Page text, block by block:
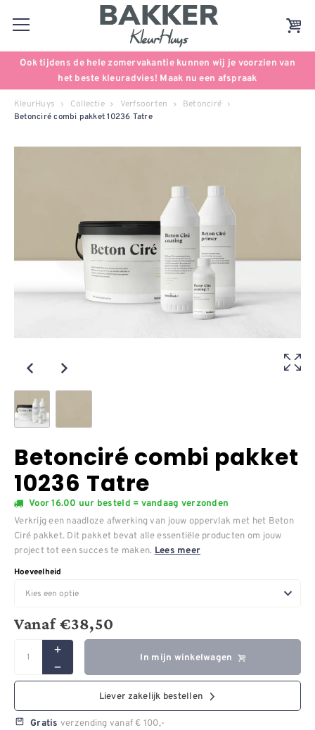
Ook tijdens de hele zomervakantie kunnen wij je voorzien van
het beste kleuradvies! Maak nu een afspraak
KleurHuys Collectie Verfsoorten Betonciré
Betonciré combi pakket 10236 Tatre
Betonciré combi pakket
10236 Tatre
Voor 16.00 uur besteld = vandaag verzonden
Verkrijg een naadloze afwerking van jouw oppervlak met het Beton
Ciré pakket. Dit pakket bevat alle essentiële producten om jouw
project tot een succes te maken. Lees meer
Hoeveelheid
Vanaf€38,50
In mijn winkelwagen
Liever zakelijk bestellen
Gratis verzending vanaf € 100,-